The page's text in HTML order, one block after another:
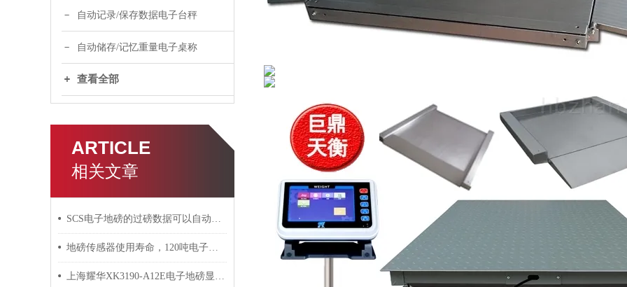
自动记录/保存数据电子台秤
自动储存/记忆重量电子桌称
查看全部
ARTICLE
相关文章
SCS电子地磅的过磅数据可以自动存储下来吗？
地磅传感器使用寿命，120吨电子汽车磅传感器多少钱？
上海耀华XK3190-A12E电子地磅显示器标定方法